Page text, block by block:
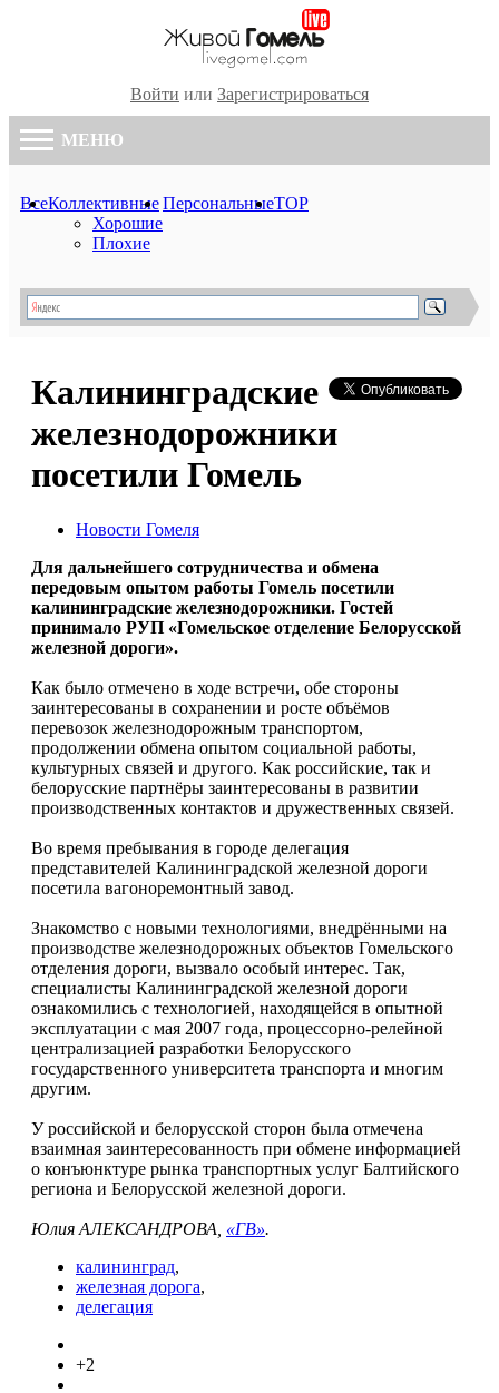
Войти или Зарегистрироваться
МЕНЮ
ВсеКоллективные
Хорошие
Плохие
ПерсональныеTOP
Калининградские
железнодорожники
посетили Гомель
Новости Гомеля
Для дальнейшего сотрудничества и обмена
передовым опытом работы Гомель посетили
калининградские железнодорожники. Гостей
принимало РУП «Гомельское отделение Белорусской
железной дороги».
Как было отмечено в ходе встречи, обе стороны
заинтересованы в сохранении и росте объёмов
перевозок железнодорожным транспортом,
продолжении обмена опытом социальной работы,
культурных связей и другого. Как российские, так и
белорусские партнёры заинтересованы в развитии
производственных контактов и дружественных связей.
Во время пребывания в городе делегация
представителей Калининградской железной дороги
посетила вагоноремонтный завод.
Знакомство с новыми технологиями, внедрёнными на
производстве железнодорожных объектов Гомельского
отделения дороги, вызвало особый интерес. Так,
специалисты Калининградской железной дороги
ознакомились с технологией, находящейся в опытной
эксплуатации с мая 2007 года, процессорно-релейной
централизацией разработки Белорусского
государственного университета транспорта и многим
другим.
У российской и белорусской сторон была отмечена
взаимная заинтересованность при обмене информацией
о конъюнктуре рынка транспортных услуг Балтийского
региона и Белорусской железной дороги.
Юлия АЛЕКСАНДРОВА, «ГВ».
калининград,
железная дорога,
делегация
+2